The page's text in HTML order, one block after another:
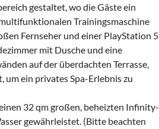
gestaltet, wo die Gäste ein
Trainingsmaschine
Fernseher und einer PlayStation 5
mit Dusche und eine
auf der überdachten Terrasse,
ein privates Spa-Erlebnis zu
32 qm großen, beheizten Infinity-
gewährleistet. (Bitte beachten